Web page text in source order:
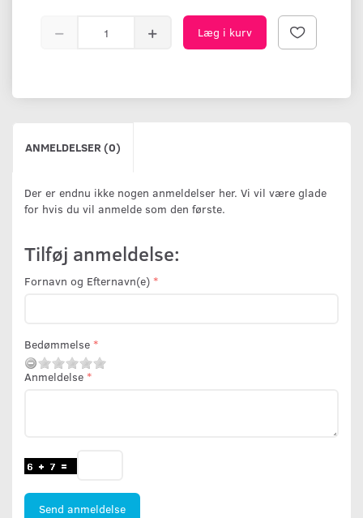
Læg i kurv
ANMELDELSER (0)
Der er endnu ikke nogen anmeldelser her. Vi vil være glade
for hvis du vil anmelde som den første.
Tilføj anmeldelse:
Fornavn og Efternavn(e)
Bedømmelse
Anmeldelse
Send anmeldelse